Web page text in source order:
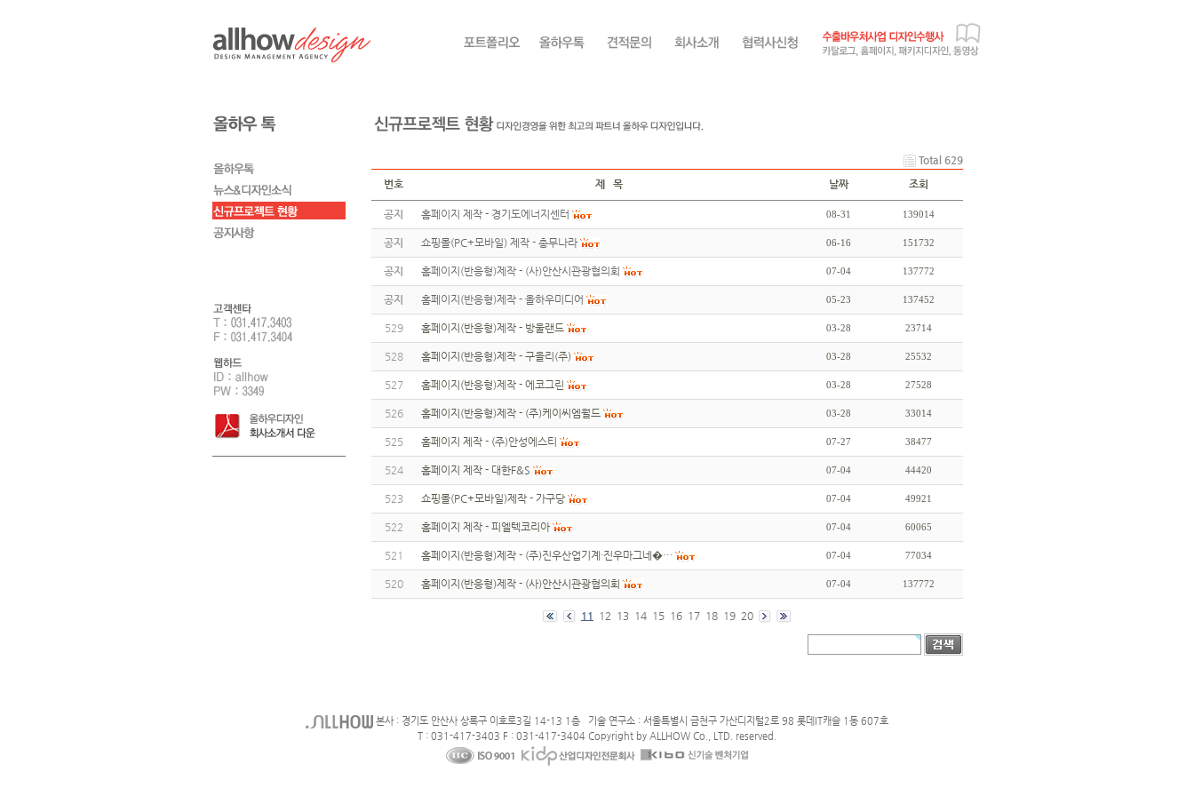
Total 629
번호
제 목 날짜 조회
공지 홈페이지 제작 - 경기도에너지센터 08-31 139014
공지 쇼핑몰(PC+모바일) 제작 - 총무나라 06-16 151732
공지 홈페이지(반응형)제작 - (사)안산시관광협의회 07-04 137772
공지 홈페이지(반응형)제작 - 올하우미디어 05-23 137452
529 홈페이지(반응형)제작 - 방울랜드 03-28 23714
528 홈페이지(반응형)제작 - 구을리(주) 03-28 25532
527 홈페이지(반응형)제작 - 에코그린 03-28 27528
526 홈페이지(반응형)제작 - (주)케이씨엠월드 03-28 33014
525 홈페이지 제작 - (주)안성에스티 07-27 38477
524 홈페이지 제작 - 대한F&S 07-04 44420
523 쇼핑몰(PC+모바일)제작 - 가구당 07-04 49921
522 홈페이지 제작 - 피엘텍코리아 07-04 60065
521 홈페이지(반응형)제작 - (주)진우산업기계·진우마그네�… 07-04 77034
520 홈페이지(반응형)제작 - (사)안산시관광협의회 07-04 137772
11 12 13 14 15 16 17 18 19 20
본사 : 경기도 안산사 상록구 이호로3길 14-13 1층 기술 연구소 : 서울특별시 금천구 가산디지털2로 98 롯데IT캐슬 1동 607호
T : 031-417-3403 F : 031-417-3404 Copyright by ALLHOW Co., LTD. reserved.